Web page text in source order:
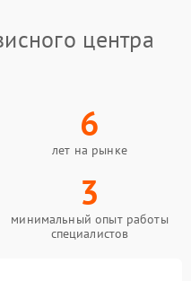
центра
6
лет на рынке
3
минимальный опыт работы
специалистов